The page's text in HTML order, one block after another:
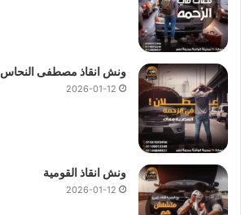
ونش انقاذ مصطفى النحاس
2026-01-12
ونش انقاذ القومية
2026-01-12